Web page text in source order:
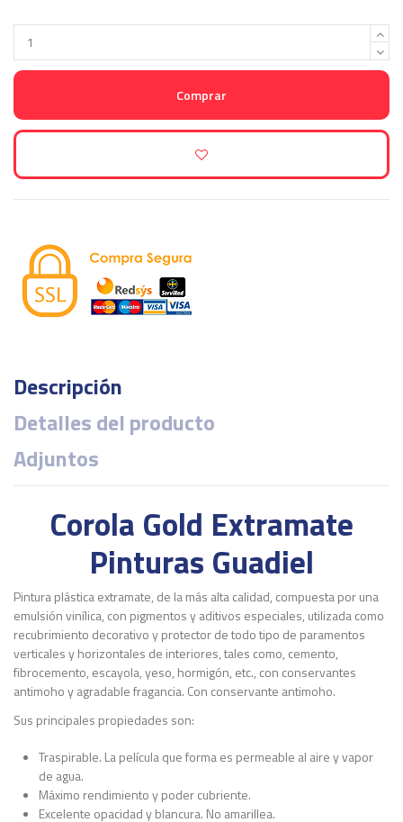
Comprar
Descripción
Detalles del producto
Adjuntos
Corola Gold Extramate
Pinturas Guadiel
Pintura plástica extramate, de la más alta calidad, compuesta por una
emulsión vinílica, con pigmentos y aditivos especiales, utilizada como
recubrimiento decorativo y protector de todo tipo de paramentos
verticales y horizontales de interiores, tales como, cemento,
fibrocemento, escayola, yeso, hormigón, etc., con conservantes
antimoho y agradable fragancia. Con conservante antimoho.
Sus principales propiedades son:
Traspirable. La película que forma es permeable al aire y vapor
de agua.
Máximo rendimiento y poder cubriente.
Excelente opacidad y blancura. No amarillea.